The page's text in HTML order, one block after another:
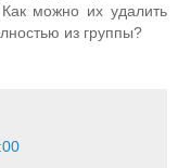
можно их удалить
из группы?